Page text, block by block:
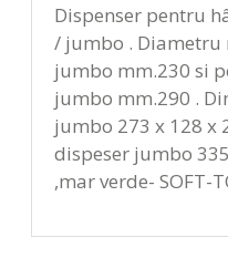
Dispenser pentru
/ jumbo .
jumbo mm.230 si
jumbo mm.290 .
jumbo 273 x 128 x
dispeser jumbo
,mar verde- SOFT-